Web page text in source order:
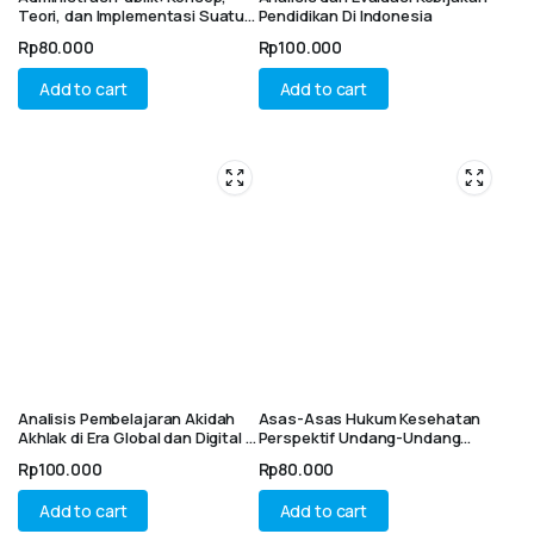
Teori, dan Implementasi Suatu
Rp80.000
Add to cart
Pendidikan Di Indonesia
Rp100.000
Add to cart
Analisis Pembelajaran Akidah
Akhlak di Era Global dan Digital :
Tantangan dan Inovasi
Pendidikan
Rp100.000
Add to cart
Asas-Asas Hukum Kesehatan
Perspektif Undang-Undang
Kesehatan
Rp80.000
Add to cart